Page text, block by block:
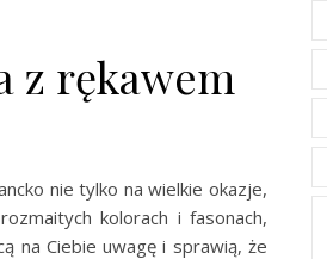
z rękawem
nie tylko na wielkie okazje,
kolorach i fasonach,
na Ciebie uwagę i sprawią, że